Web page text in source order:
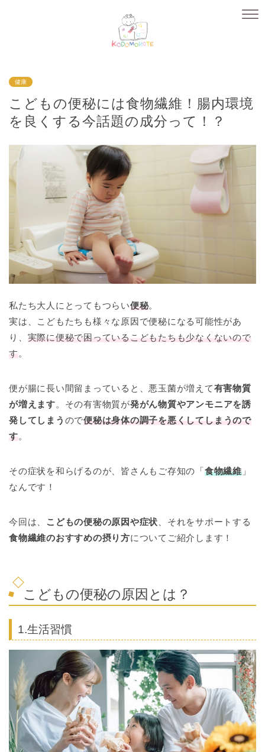
健康
こどもの便秘には食物繊維！腸内環境
を良くする今話題の成分って！？
私たち大人にとってもつらい便秘。
実は、こどもたちも様々な原因で便秘になる可能性があ
り、 実際に便秘で困っているこどもたちも少なくないので
す 。
便が腸に長い間留まっていると、悪玉菌が増えて有害物質
が増えます。その有害物質が発がん物質やアンモニアを誘
発してしまう ので便秘は身体の調子を悪くしてしまうので
す。
その症状を和らげるのが、皆さんもご存知の「食物繊維 」
なんです！
今回は、 こどもの便秘の原因や症状 、それをサポートする
食物繊維のおすすめの摂り方についてご紹介します！
こどもの便秘の原因とは？
1.生活習慣